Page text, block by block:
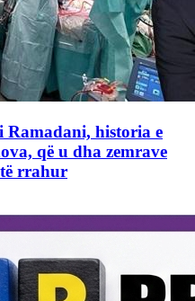
historia e
që u dha zemrave
rrahur